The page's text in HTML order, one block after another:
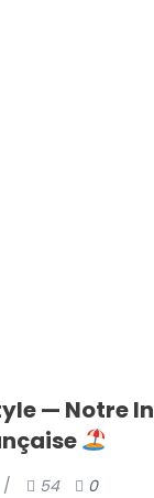
— Notre
/ 54 0